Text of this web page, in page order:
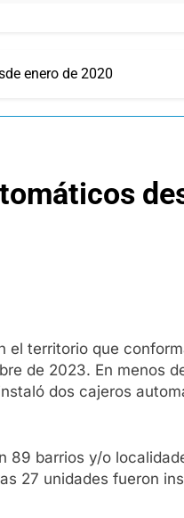
enero de 2020
territorio que
de 2023. En menos
dos cajeros
89 barrios y/o
27 unidades fueron